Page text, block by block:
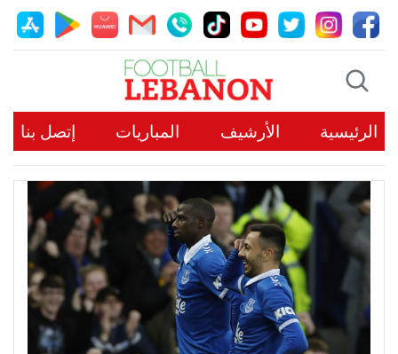
الرئيسية الأرشيف المباريات إتصل بنا